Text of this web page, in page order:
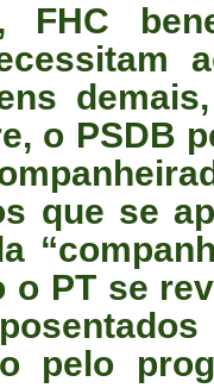
FHC
o PSDB
que se
o PT se
pelo